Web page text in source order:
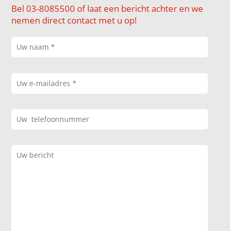
Bel 03-8085500 of laat een bericht achter en we
nemen direct contact met u op!